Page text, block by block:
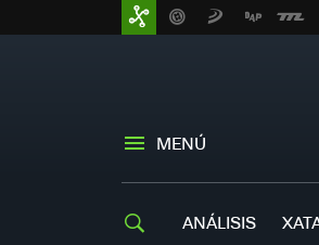
MENÚ
ANÁLISIS